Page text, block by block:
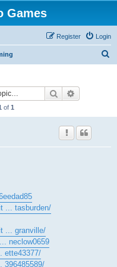
Games
Login
Register
Search
of 1
... tasburden/
... granville/
neclow0659
ette43377/
396485589/